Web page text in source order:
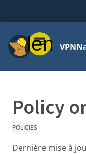
MenuVPN
Policy
POLICIES
Dernière mise à